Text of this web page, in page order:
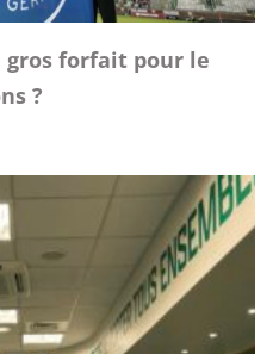
gros forfait pour le
?